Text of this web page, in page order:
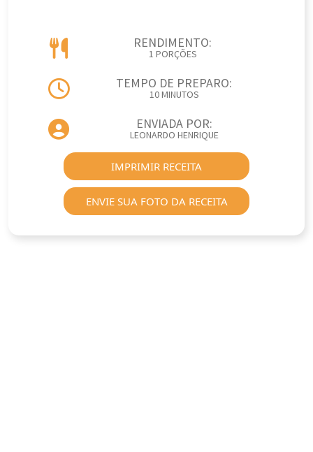
RENDIMENTO:
1 PORÇÕES
TEMPO DE PREPARO:
10 MINUTOS
ENVIADA POR:
LEONARDO HENRIQUE
IMPRIMIR RECEITA
ENVIE SUA FOTO DA RECEITA